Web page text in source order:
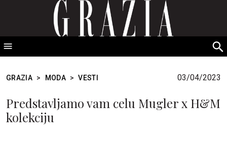
GRAZIA Srbija
GRAZIA > MODA > VESTI 03/04/2023
Predstavljamo vam celu Mugler x H&M
kolekciju